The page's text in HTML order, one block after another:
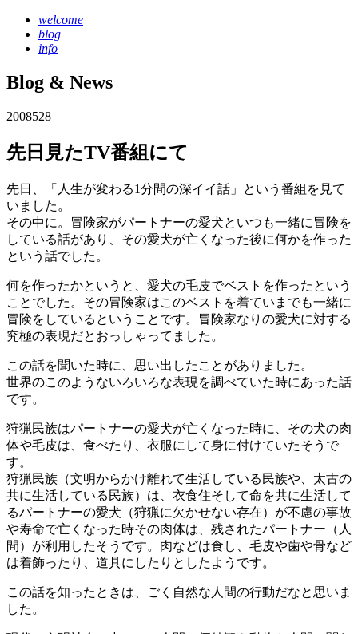
welcome
blog
info
Blog & News
2008528
先日見たTV番組にて
先日、「人生が変わる1分間の深イイ話」という番組を見て
いました。
その中に。冒険家がパートナーの愛犬といつも一緒に冒険を
している話があり、その愛犬が亡くなった後に何かを作った
という話でした。
何を作ったかというと、愛犬の毛皮でベストを作ったという
ことでした。その冒険家はこのベストを着ていまでも一緒に
冒険をしているということです。冒険家なりの愛犬に対する
究極の表現だとおっしゃってました。
この話を聞いた時に、思い出したことがありました。
世界のこのようないろいろな表現を調べていた時にあった話
です。
狩猟民族はパートナーの愛犬が亡くなった時に、その犬の肉
体や毛皮は、食べたり、衣服にして身に付けていたそうで
す。
狩猟民族（文明からかけ離れて生活している民族や、太古の
共に生活している民族）は、衣食住そして命を共に生活して
るパートナーの愛犬（狩猟に欠かせない存在）が不慮の事故
や寿命で亡くなった時その肉体は、残されたパートナー（人
間）が利用したそうです。肉などは食し、毛皮や歯や骨など
は着飾ったり、道具にしたりとしたようです。
この話を知ったときは、ごく自然な人間の行動だなと思いま
した。